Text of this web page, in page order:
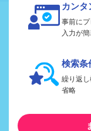
カンタ
事前に
入力が
検索条
繰り返
省略